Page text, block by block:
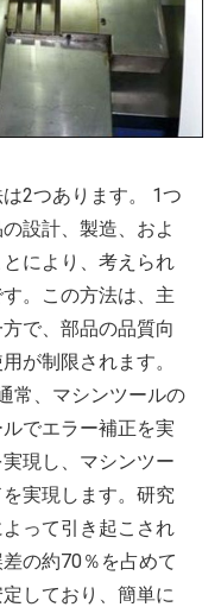
2つあります。 1つ
設計、製造、およ
により、考えられ
。この方法は、主
で、部品の品質向
が制限されます。
常、マシンツールの
でエラー補正を実
現し、マシンツー
実現します。研究
って引き起こされ
の約70％を占めて
しており、簡単に